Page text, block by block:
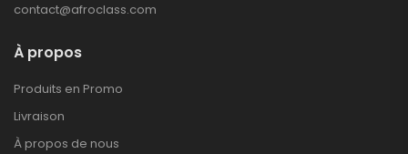
contact@afroclass.com
À propos
Produits en Promo
Livraison
À propos de nous